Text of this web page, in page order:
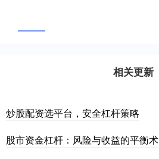
相关更新
炒股配资选平台，安全杠杆策略
股市资金杠杆：风险与收益的平衡术